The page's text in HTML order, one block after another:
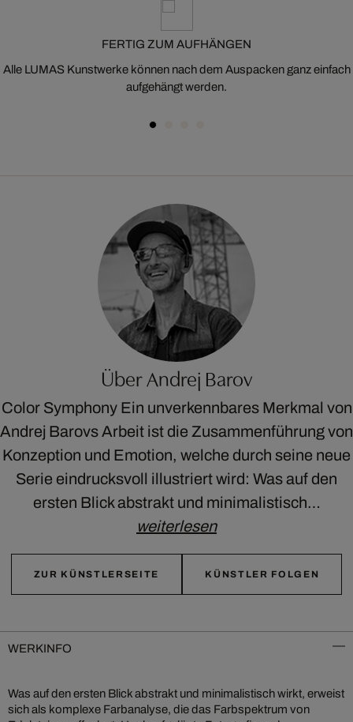
FERTIG ZUM AUFHÄNGEN
Alle LUMAS Kunstwerke können nach dem Auspacken ganz einfach
aufgehängt werden.
Über Andrej Barov
Color Symphony Ein unverkennbares Merkmal von
Andrej Barovs Arbeit ist die Zusammenführung von
Konzeption und Emotion, welche durch seine neue
Serie eindrucksvoll illustriert wird: Was auf den
ersten Blick abstrakt und minimalistisch…
weiterlesen
ZUR KÜNSTLERSEITE KÜNSTLER FOLGEN
WERKINFO
Was auf den ersten Blick abstrakt und minimalistisch wirkt, erweist
sich als komplexe Farbanalyse, die das Farbspektrum von